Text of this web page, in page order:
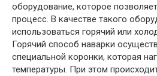
оборудование, которое
процесс. В качестве такого
использоваться горячий или
Горячий способ наварки
специальной коронки, которая
температуры. При этом